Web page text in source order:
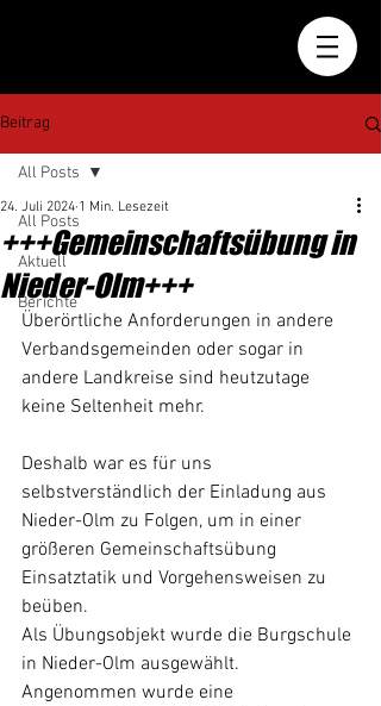
Beitrag
All Posts
Aktuell
Berichte
All Posts
+++Gemeinschaftsübung in
Nieder-Olm+++
24. Juli 2024 1 Min. Lesezeit
Überörtliche Anforderungen in andere
Verbandsgemeinden oder sogar in
andere Landkreise sind heutzutage
keine Seltenheit mehr.
Deshalb war es für uns
selbstverständlich der Einladung aus
Nieder-Olm zu Folgen, um in einer
größeren Gemeinschaftsübung
Einsatztatik und Vorgehensweisen zu
beüben.
Als Übungsobjekt wurde die Burgschule
in Nieder-Olm ausgewählt.
Angenommen wurde eine